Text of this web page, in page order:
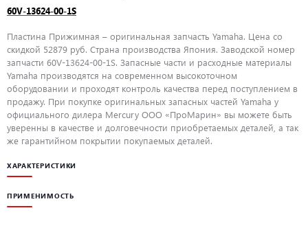
60V-13624-00-1S
Пластина Прижимная – оригинальная запчасть Yamaha. Цена со
скидкой 52879 руб. Страна производства Япония. Заводской номер
запчасти 60V-13624-00-1S. Запасные части и расходные материалы
Yamaha производятся на современном высокоточном
оборудовании и проходят контроль качества перед поступлением в
продажу. При покупке оригинальных запасных частей Yamaha у
официального дилера Mercury ООО «ПроМарин» вы можете быть
уверенны в качестве и долговечности приобретаемых деталей, а так
же гарантийном покрытии покупаемых деталей.
ХАРАКТЕРИСТИКИ
ПРИМЕНИМОСТЬ